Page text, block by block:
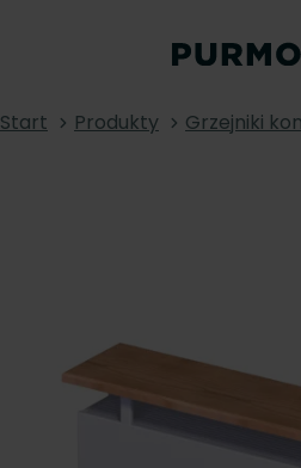
Start Produkty Grzejniki